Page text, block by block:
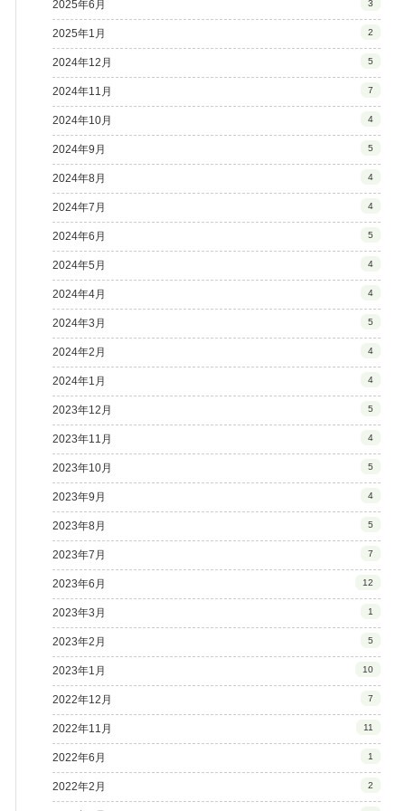
2025年6月 3
2025年1月 2
2024年12月 5
2024年11月 7
2024年10月 4
2024年9月 5
2024年8月 4
2024年7月 4
2024年6月 5
2024年5月 4
2024年4月 4
2024年3月 5
2024年2月 4
2024年1月 4
2023年12月 5
2023年11月 4
2023年10月 5
2023年9月 4
2023年8月 5
2023年7月 7
2023年6月 12
2023年3月 1
2023年2月 5
2023年1月 10
2022年12月 7
2022年11月 11
2022年6月 1
2022年2月 2